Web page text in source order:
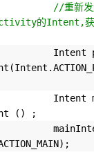
//重新
的Intent,获
() ;